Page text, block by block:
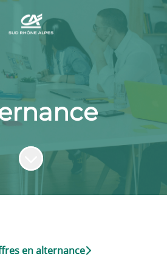
Faire défiler jusqu'au contenu
en alternance